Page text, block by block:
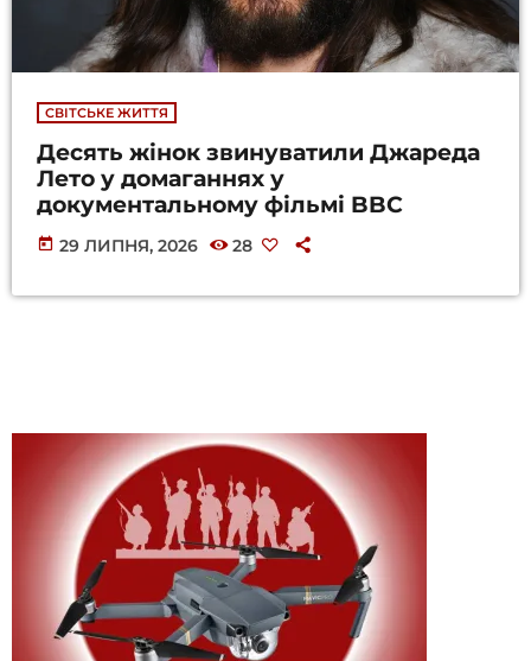
СВІТСЬКЕ ЖИТТЯ
Десять жінок звинуватили Джареда
Лето у домаганнях у
документальному фільмі BBC
today 29 ЛИПНЯ, 2026 28